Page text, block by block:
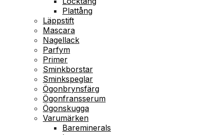
Plattång
Läppstift
Mascara
Nagellack
Parfym
Primer
Sminkborstar
Sminkspeglar
Ögonbrynsfärg
Ögonfransserum
Ögonskugga
Varumärken
Bareminerals